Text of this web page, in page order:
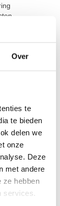
Over
te
te bieden
delen we
onze
Deze
met andere
ze hebben
services.
dan onze
zorgen dat
Je kunt